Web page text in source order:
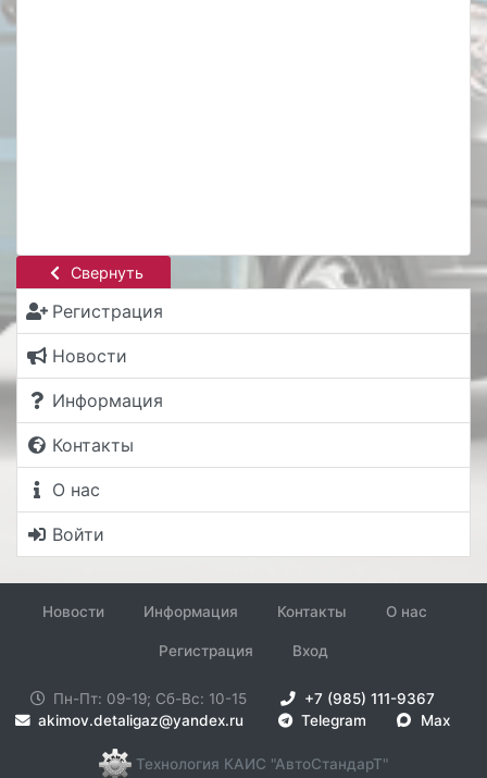
Свернуть
Регистрация
Новости
Информация
Контакты
О нас
Войти
Новости Информация Контакты О нас
Регистрация Вход
Пн-Пт: 09-19; Сб-Вс: 10-15
+7 (985) 111-9367
akimov.detaligaz@yandex.ru
Telegram Max
Технология КАИС "АвтоСтандарТ"